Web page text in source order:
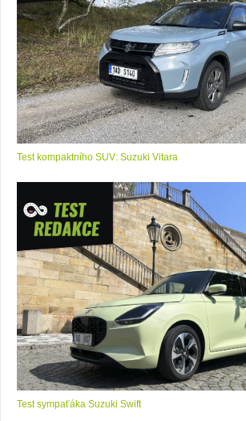
Test kompaktního SUV: Suzuki Vitara
Test sympaťáka Suzuki Swift